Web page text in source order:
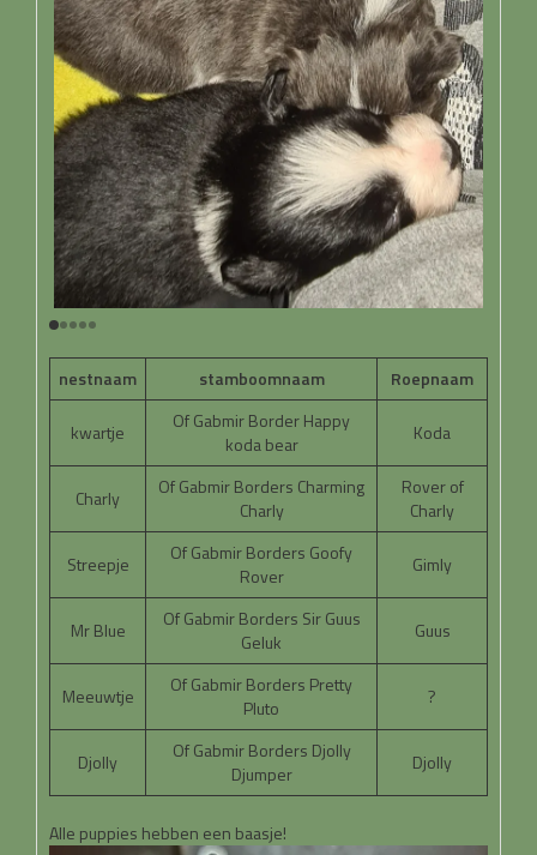
nestnaam stamboomnaam Roepnaam
kwartje
Of Gabmir Border Happy
koda bear
Koda
Charly
Of Gabmir Borders Charming
Charly
Rover of
Charly
Streepje
Of Gabmir Borders Goofy
Rover
Gimly
Mr Blue
Of Gabmir Borders Sir Guus
Geluk
Guus
Meeuwtje
Of Gabmir Borders Pretty
Pluto
?
Djolly
Of Gabmir Borders Djolly
Djumper
Djolly
Alle puppies hebben een baasje!